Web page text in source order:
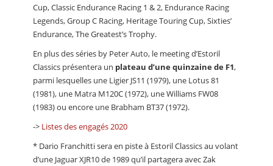
Cup, Classic Endurance Racing 1 & 2, Endurance Racing
Legends, Group C Racing, Heritage Touring Cup, Sixties’
Endurance, The Greatest’s Trophy.
En plus des séries by Peter Auto, le meeting d’Estoril
Classics présentera un plateau d’une quinzaine de F1,
parmi lesquelles une Ligier JS11 (1979), une Lotus 81
(1981), une Matra M120C (1972), une Williams FW08
(1983) ou encore une Brabham BT37 (1972).
-> Listes des engagés 2020
* Dario Franchitti sera en piste à Estoril Classics au volant
d’une Jaguar XJR10 de 1989 qu’il partagera avec Zak